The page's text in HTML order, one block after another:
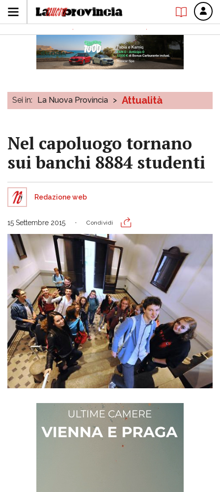
Sei in: La Nuova Provincia > Attualità
Nel capoluogo tornano
sui banchi 8884 studenti
Redazione web
15 Settembre 2015 Condividi